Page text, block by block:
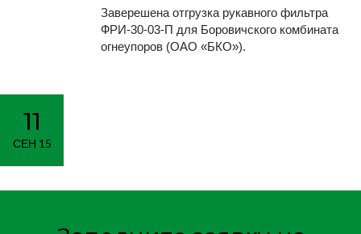
оборудования
11
СЕН 15
Заверешена отгрузка рукавного фильтра
ФРИ-30-03-П для Боровичского комбината
огнеупоров (ОАО «БКО»).